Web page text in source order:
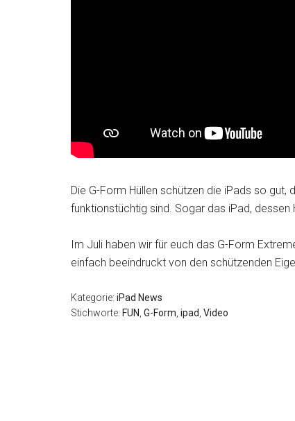
Die G-Form Hüllen schützen die iPads so
funktionstüchtig sind. Sogar das iPad,
Im Juli haben wir für euch das G-Form
einfach beeindruckt von den schützenden
Kategorie: iPad News
Stichworte: FUN G-Form ipad Video